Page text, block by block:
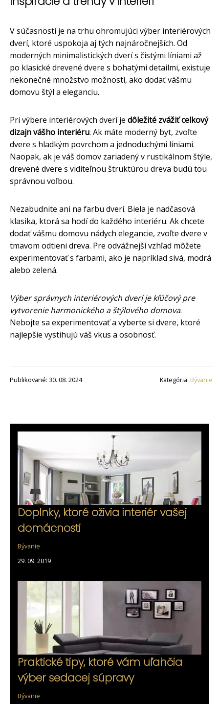
V súčasnosti je na trhu ohromujúci výber interiérových
dverí, ktoré uspokoja aj tých najnáročnejších. Od
moderných minimalistických dverí s čistými líniami až
po klasické drevené dvere s bohatými detailmi, existuje
nekonečné množstvo možností, ako dodať vášmu
domovu štýl a eleganciu.
Pri výbere interiérových dverí je dôležité zvážiť celkový
dizajn vášho interiéru. Ak máte moderný byt, zvoľte
dvere s hladkým povrchom a jednoduchými líniami.
Naopak, ak je váš domov zariadený v rustikálnom štýle,
drevené dvere s viditeľnou štruktúrou dreva budú tou
správnou voľbou.
Nezabudnite ani na farbu dverí. Biela je nadčasová
klasika, ktorá sa hodí do každého interiéru. Ak chcete
dodať vášmu domovu nádych elegancie, zvoľte dvere v
tmavom odtieni dreva. Pre odvážnejší vzhľad môžete
experimentovať s farbami, ako je napríklad sivá, modrá
alebo zelená.
Výber správnych interiérových dverí je kľúčový pre
vytvorenie harmonického a štýlového domova.
Nebojte sa experimentovať a vyberte si dvere, ktoré
najlepšie vystihujú váš vkus a osobnosť.
Publikované: 30. 08. 2024 Kategória: Bývanie
Doplnky, ktoré oživia interiér vašej
domácnosti
Bývanie
29. 09. 2019
Praktické tipy, ktoré vám uľahčia
výber sedacej súpravy
Bývanie